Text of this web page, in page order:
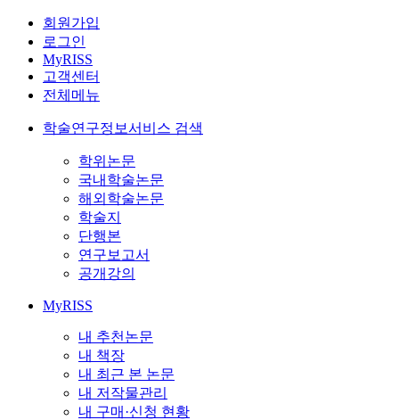
회원가입
로그인
MyRISS
고객센터
전체메뉴
학술연구정보서비스 검색
학위논문
국내학술논문
해외학술논문
학술지
단행본
연구보고서
공개강의
MyRISS
내 추천논문
내 책장
내 최근 본 논문
내 저작물관리
내 구매·신청 현황